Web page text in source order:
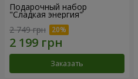
Подарочный набор
"Сладкая энергия"
2 749 грн
Заказать